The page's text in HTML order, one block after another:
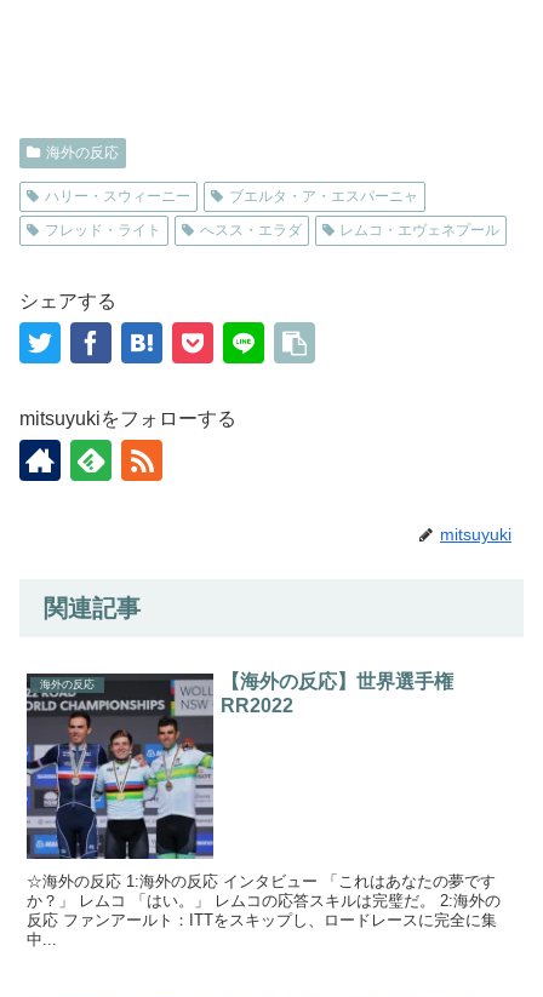
海外の反応
ハリー・スウィーニー
ブエルタ・ア・エスパーニャ
フレッド・ライト
へスス・エラダ レムコ・エヴェネプール
シェアする
mitsuyukiをフォローする
mitsuyuki
関連記事
海外の反応
【海外の反応】世界選手権
RR2022
☆海外の反応 1:海外の反応 インタビュー 「これはあなたの夢です
か？」 レムコ 「はい。」 レムコの応答スキルは完璧だ。 2:海外の
反応 ファンアールト：ITTをスキップし、ロードレースに完全に集
中...